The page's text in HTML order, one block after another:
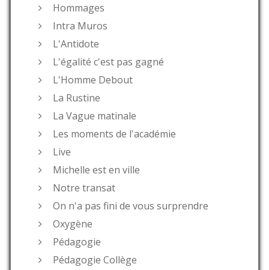
Hommages
Intra Muros
L'Antidote
L'égalité c'est pas gagné
L'Homme Debout
La Rustine
La Vague matinale
Les moments de l'académie
Live
Michelle est en ville
Notre transat
On n'a pas fini de vous surprendre
Oxygène
Pédagogie
Pédagogie Collège